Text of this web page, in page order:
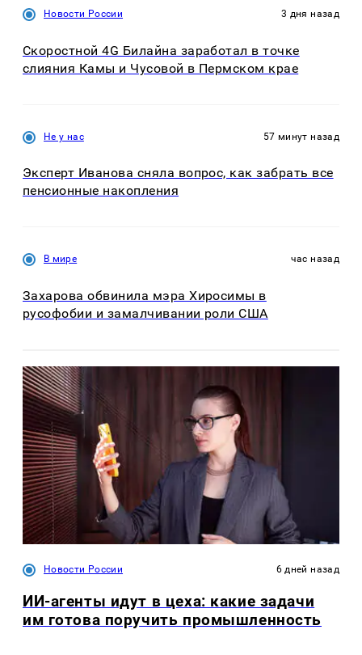
Новости России 3 дня назад
Скоростной 4G Билайна заработал в точке
слияния Камы и Чусовой в Пермском крае
Не у нас 57 минут назад
Эксперт Иванова сняла вопрос, как забрать все
пенсионные накопления
В мире час назад
Захарова обвинила мэра Хиросимы в
русофобии и замалчивании роли США
Новости России 6 дней назад
ИИ-агенты идут в цеха: какие задачи
им готова поручить промышленность